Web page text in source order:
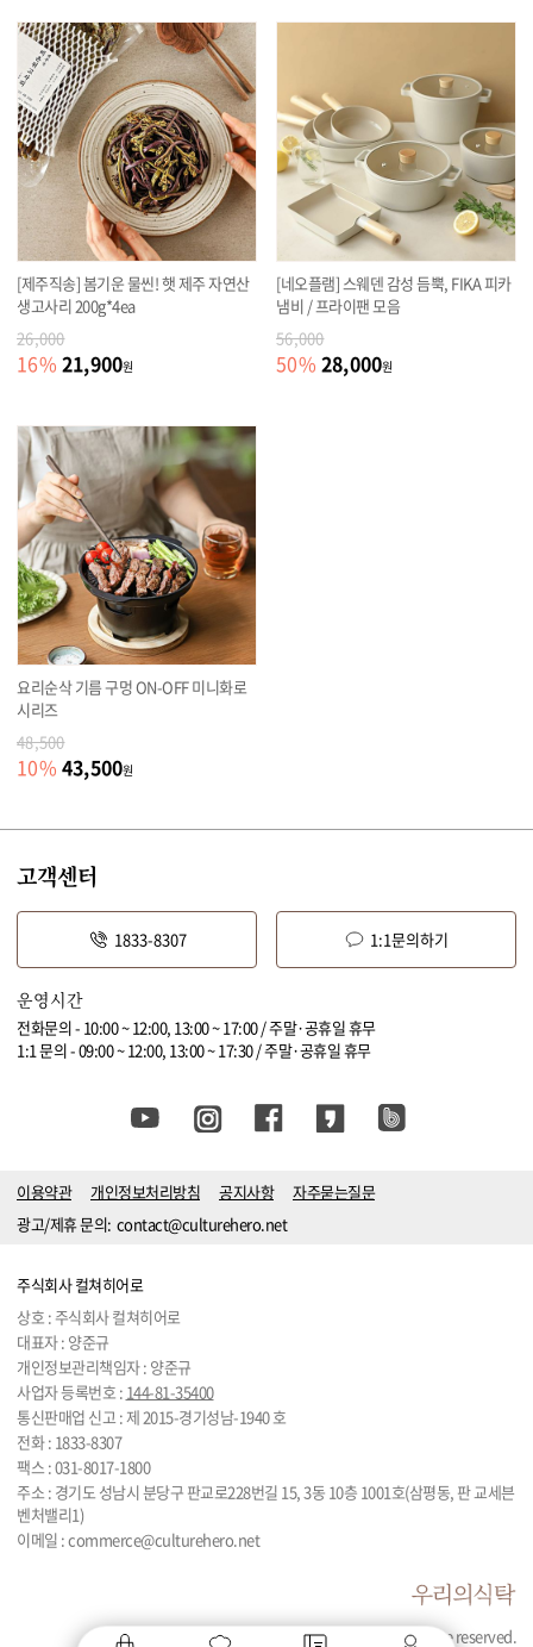
[제주직송] 봄기운 물씬! 햇 제주 자연산
생고사리 200g*4ea
26,000
16% 21,900원
[네오플램] 스웨덴 감성 듬뿍, FIKA 피카
냄비 / 프라이팬 모음
56,000
50% 28,000원
요리순삭 기름 구멍 ON-OFF 미니화로
시리즈
48,500
10% 43,500원
고객센터
1833-8307 1:1문의하기
운영시간
전화문의 - 10:00 ~ 12:00, 13:00 ~ 17:00 / 주말·공휴일 휴무
1:1 문의 - 09:00 ~ 12:00, 13:00 ~ 17:30 / 주말·공휴일 휴무
이용약관 개인정보처리방침 공지사항
자주묻는질문
광고/제휴 문의: contact@culturehero.net
주식회사 컬쳐히어로
상호 : 주식회사 컬쳐히어로
대표자 : 양준규
개인정보관리책임자 : 양준규
사업자 등록번호 : 144-81-35400
통신판매업 신고 : 제 2015-경기성남-1940 호
전화 : 1833-8307
팩스 : 031-8017-1800
주소 : 경기도 성남시 분당구 판교로228번길 15, 3동 10층 1001호(삼평동, 판 교세븐
벤처밸리1)
이메일 :commerce@culturehero.net
© 2024 by Culturehero. All rights are reserved.